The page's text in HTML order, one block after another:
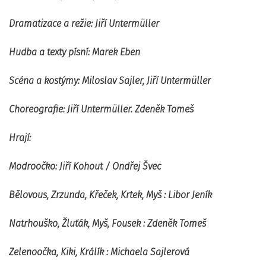
Dramatizace a režie:Jiří Untermüller
Hudba a texty písní:Marek Eben
Scéna a kostýmy: Miloslav Sajler, Jiří Untermüller
Choreografie: Jiří Untermüller. Zdeněk Tomeš
Hrají:
Modroočko:Jiří Kohout / Ondřej Švec
Bělovous, Zrzunda, Křeček, Krtek, Myš :Libor Jeník
Natrhouško, Žluťák, Myš, Fousek :Zdeněk Tomeš
Zelenoočka, Kiki, Králík :Michaela Sajlerová